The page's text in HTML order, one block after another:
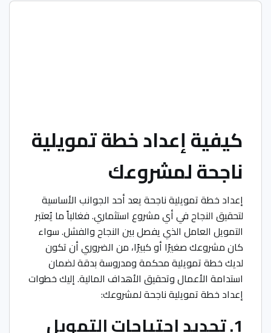
كيفية إعداد خطة تمويلية
ناجحة لمشروعك
إعداد خطة تمويلية ناجحة يعد أحد الجوانب الأساسية
لتحقيق النجاح في أي مشروع استثماري. فغالباً ما يُعتبر
التمويل العامل الذي يفصل بين النجاح والفشل. سواء
كان مشروعك صغيرًا أو كبيرًا، من الضروري أن تكون
لديك خطة تمويلية محكمة ومدروسة بدقة لضمان
استدامة الأعمال وتحقيق الأهداف المالية. إليك خطوات
إعداد خطة تمويلية ناجحة لمشروعك:
1. تحديد احتياجات التمويل